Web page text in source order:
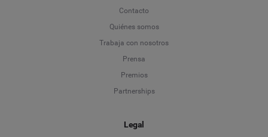
Contacto
Quiénes somos
Trabaja con nosotros
Prensa
Premios
Partnerships
Legal